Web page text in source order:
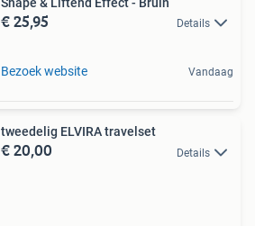
€ 25,95 Details
Bezoek website Vandaag
tweedelig ELVIRA travelset
€ 20,00 Details